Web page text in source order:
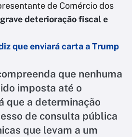
de Comércio dos
deterioração fiscal e
que enviará carta a Trump
que nenhuma
imposta até o
que a determinação
de consulta pública
que levam a um